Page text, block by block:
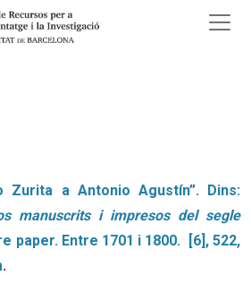
Vés al contingut
Zurita a Antonio Agustín”. Dins:
manuscrits i impresos del segle
paper. Entre 1701 i 1800. [6], 522,
.